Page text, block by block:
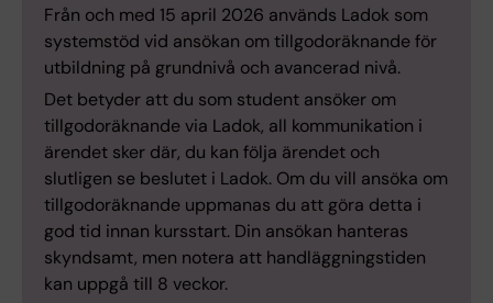
Från och med 15 april 2026 används Ladok som
systemstöd vid ansökan om tillgodoräknande för
utbildning på grundnivå och avancerad nivå.
Det betyder att du som student ansöker om
tillgodoräknande via Ladok, all kommunikation i
ärendet sker där, du kan följa ärendet och
slutligen se beslutet i Ladok. Om du vill ansöka om
tillgodoräknande uppmanas du att göra detta i
god tid innan kursstart. Din ansökan hanteras
skyndsamt, men notera att handläggningstiden
kan uppgå till 8 veckor.